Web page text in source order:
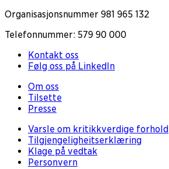
Organisasjonsnummer 981 965 132
Telefonnummer: 579 90 000
Kontakt oss
Følg oss på LinkedIn
Om oss
Tilsette
Presse
Varsle om kritikkverdige forhold
Tilgjengeligheitserklæring
Klage på vedtak
Personvern